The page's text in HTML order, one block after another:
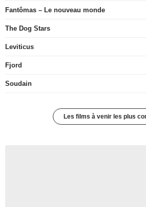
Fantômas – Le nouveau monde
The Dog Stars
Leviticus
Fjord
Soudain
Les films à venir les plus